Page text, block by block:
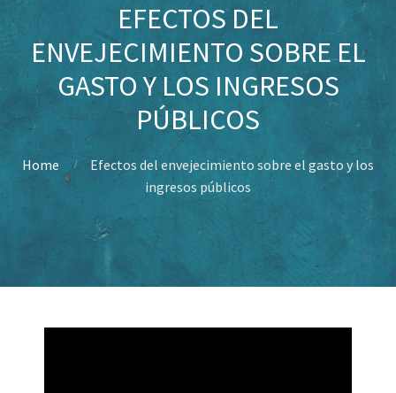
EFECTOS DEL
ENVEJECIMIENTO SOBRE EL
GASTO Y LOS INGRESOS
PÚBLICOS
Home
Efectos del envejecimiento sobre el gasto y los
ingresos públicos